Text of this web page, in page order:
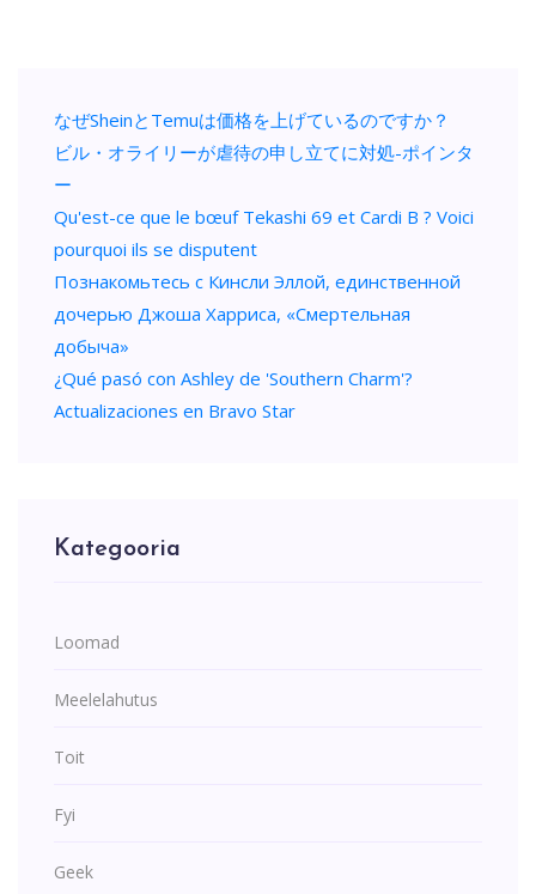
なぜSheinとTemuは価格を上げているのですか？
ビル・オライリーが虐待の申し立てに対処-ポインタ
ー
Qu'est-ce que le bœuf Tekashi 69 et Cardi B ? Voici
pourquoi ils se disputent
Познакомьтесь с Кинсли Эллой, единственной
дочерью Джоша Харриса, «Смертельная
добыча»
¿Qué pasó con Ashley de 'Southern Charm'?
Actualizaciones en Bravo Star
Kategooria
Loomad
Meelelahutus
Toit
Fyi
Geek